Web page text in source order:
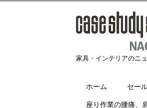
家具・インテリアのニ
ホーム セー
座り作業の腰痛、